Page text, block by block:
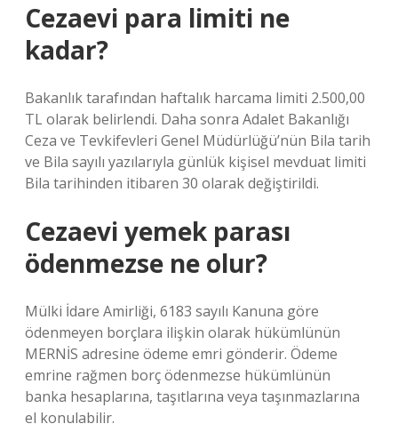
Cezaevi para limiti ne
kadar?
Bakanlık tarafından haftalık harcama limiti 2.500,00
TL olarak belirlendi. Daha sonra Adalet Bakanlığı
Ceza ve Tevkifevleri Genel Müdürlüğü’nün Bila tarih
ve Bila sayılı yazılarıyla günlük kişisel mevduat limiti
Bila tarihinden itibaren 30 olarak değiştirildi.
Cezaevi yemek parası
ödenmezse ne olur?
Mülki İdare Amirliği, 6183 sayılı Kanuna göre
ödenmeyen borçlara ilişkin olarak hükümlünün
MERNİS adresine ödeme emri gönderir. Ödeme
emrine rağmen borç ödenmezse hükümlünün
banka hesaplarına, taşıtlarına veya taşınmazlarına
el konulabilir.